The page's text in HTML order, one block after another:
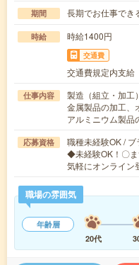
期間 長期でお仕事でき
時給 時給1400円
交通費
交通費規定内支給
仕事内容
製造（組立・加工）
金属製品の加工、
アルミニウム製
応募資格
職種未経験OK /
◆未経験OK！〇
気軽にオンライ
職場の雰囲気
年齢層
20代